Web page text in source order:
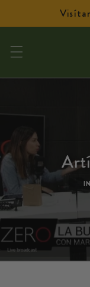
directamente
al contenido